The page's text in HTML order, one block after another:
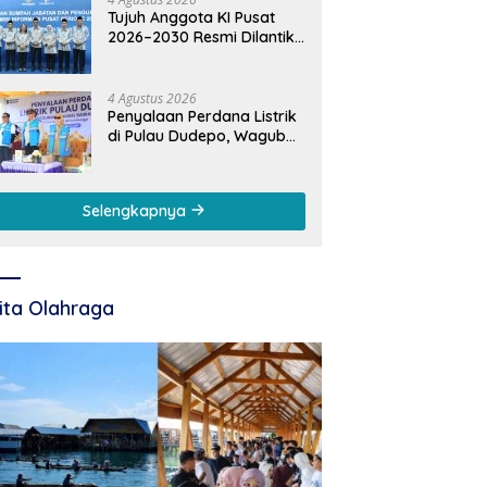
Tujuh Anggota KI Pusat
2026–2030 Resmi Dilantik,
Informasi Digital
4 Agustus 2026
Penyalaan Perdana Listrik
di Pulau Dudepo, Wagub
Pembangunan
Selengkapnya
Olahraga